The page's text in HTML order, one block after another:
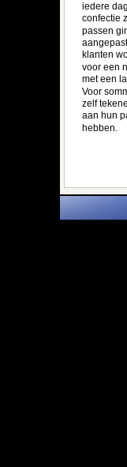
iedere
confectie
passen
klanten
voor een
met een
Voor
zelf
aan hun
hebben.